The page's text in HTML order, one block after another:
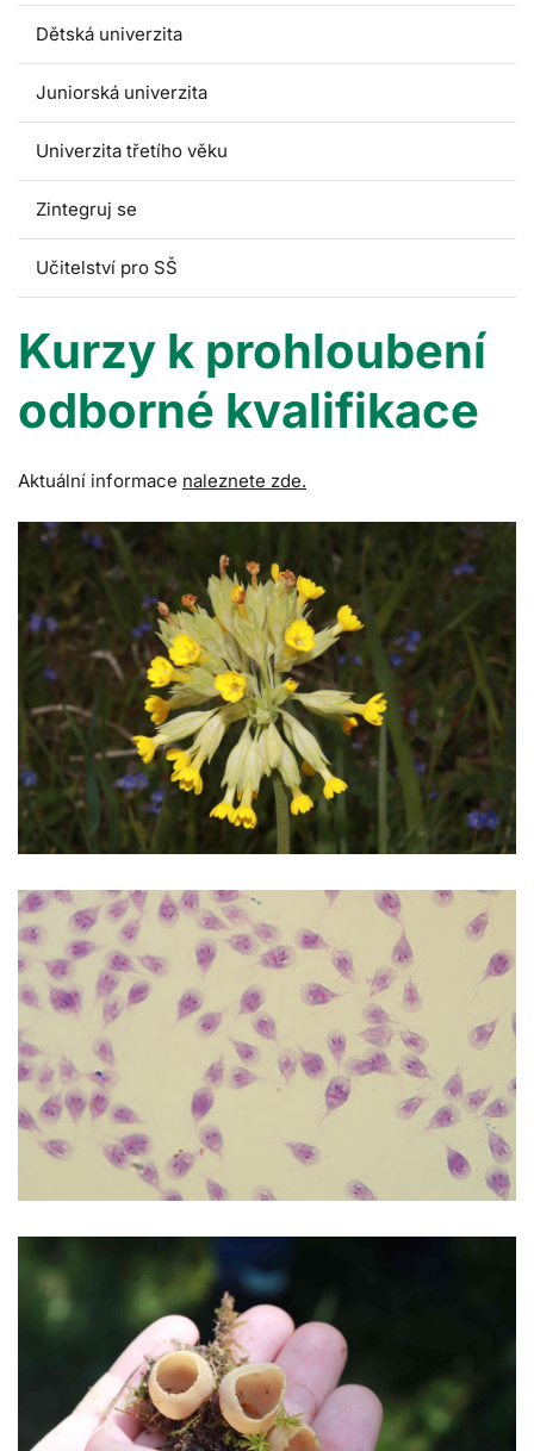
Dětská univerzita
Juniorská univerzita
Univerzita třetího věku
Zintegruj se
Učitelství pro SŠ
Kurzy k prohloubení
odborné kvalifikace
Aktuální informace naleznete zde.